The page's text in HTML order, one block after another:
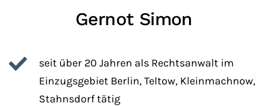
Gernot Simon
seit über 20 Jahren als Rechtsanwalt im
Einzugsgebiet Berlin, Teltow, Kleinmachnow,
Stahnsdorf tätig